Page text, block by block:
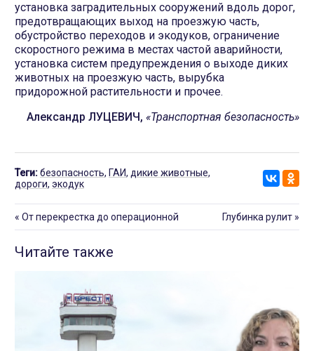
установка заградительных сооружений вдоль дорог,
предотвращающих выход на проезжую часть,
обустройство переходов и экодуков, ограничение
скоростного режима в местах частой аварийности,
установка систем предупреждения о выходе диких
животных на проезжую часть, вырубка
придорожной растительности и прочее.
Александр ЛУЦЕВИЧ, «Транспортная безопасность»
Теги:безопасность, ГАИ, дикие животные,
дороги, экодук
« От перекрестка до операционной Глубинка рулит »
Читайте также